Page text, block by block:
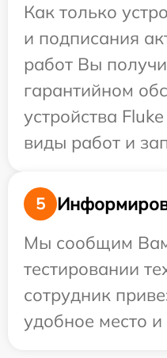
Как только
и подписания
работ Вы
гарантийном
устройства
виды работ и
5
Мы сообщим
тестировании
сотрудник
удобное место и